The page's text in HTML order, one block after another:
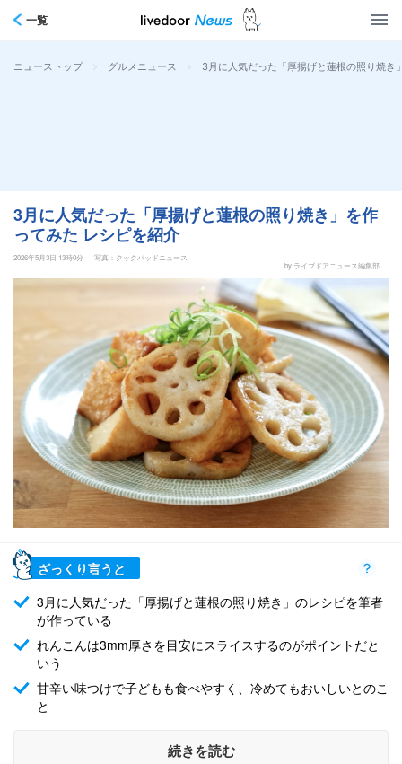
一覧
ニューストップ > グルメニュース > 3月に人気だった「厚揚げと蓮根の照り焼き
3月に人気だった「厚揚げと蓮根の照り焼き」を作
ってみた レシピを紹介
2026年5月3日 13時0分
写真：クックパッドニュース
by ライブドアニュース編集部
ざっくり言うと
3月に人気だった「厚揚げと蓮根の照り焼き」のレシピを筆者
が作っている
れんこんは3mm厚さを目安にスライスするのがポイントだと
いう
甘辛い味つけで子どもも食べやすく、冷めてもおいしいとのこ
と
続きを読む